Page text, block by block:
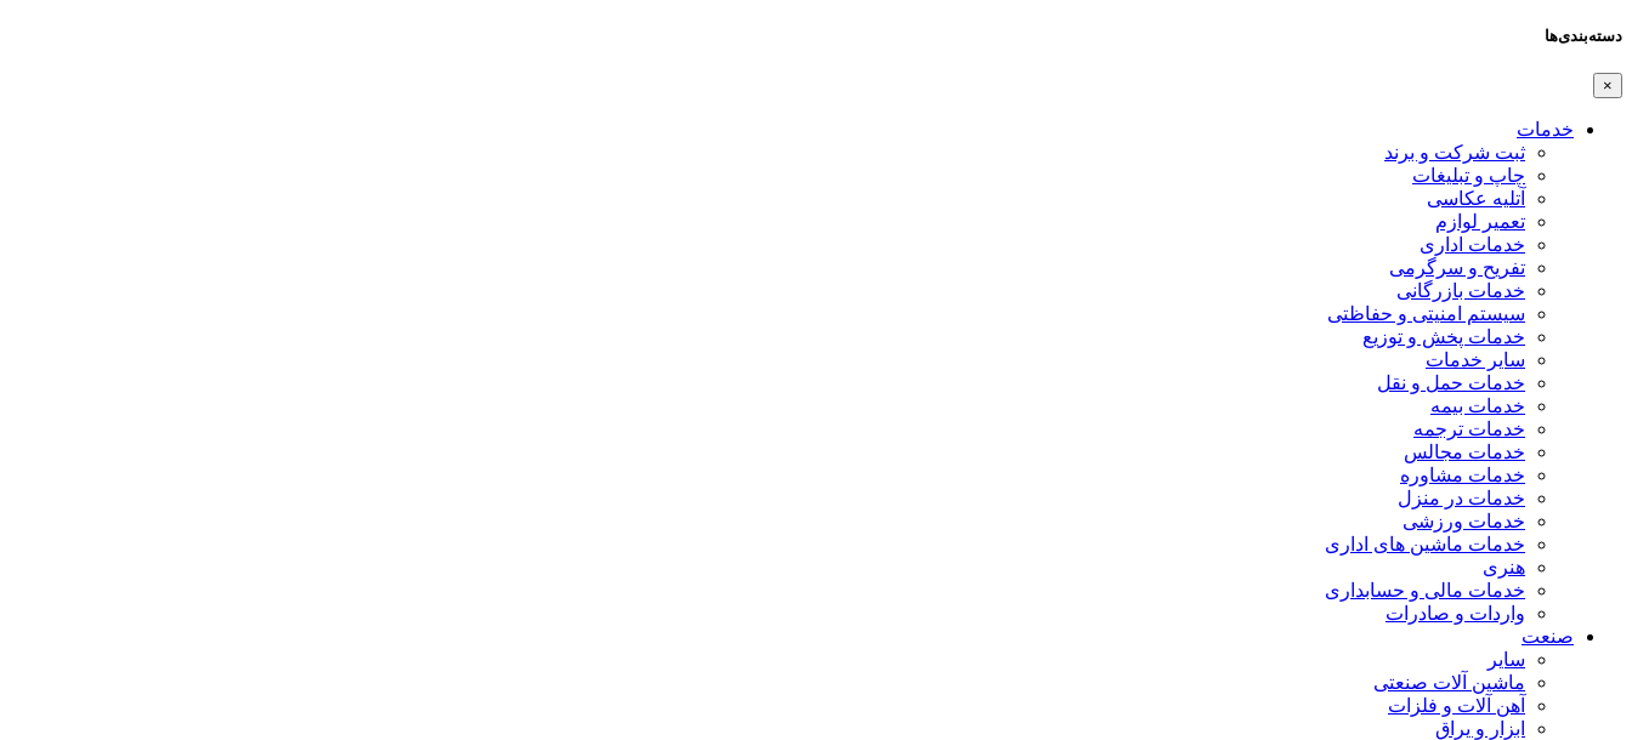
دسته‌بندی‌ها
×
خدمات
ثبت شرکت و برند
چاپ و تبلیغات
آتلیه عکاسی
تعمیر لوازم
خدمات اداری
تفریح و سرگرمی
خدمات بازرگانی
سیستم امنیتی و حفاظتی
خدمات پخش و توزیع
سایر خدمات
خدمات حمل و نقل
خدمات بیمه
خدمات ترجمه
خدمات مجالس
خدمات مشاوره
خدمات در منزل
خدمات ورزشی
خدمات ماشین های اداری
هنری
خدمات مالی و حسابداری
واردات و صادرات
صنعت
سایر
ماشین آلات صنعتی
آهن آلات و فلزات
ابزار و یراق